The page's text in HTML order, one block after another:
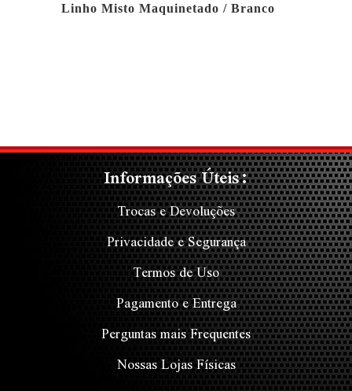
Linho Misto Maquinetado / Branco
Informações Úteis:
Trocas e Devoluções
Privacidade e Segurança
Termos de Uso
Pagamento e Entrega
Perguntas mais Frequentes
Nossas Lojas Físicas